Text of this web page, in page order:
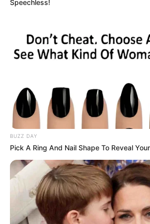
Speechless!
BUZZ DAY
Pick A Ring And Nail Shape To Reveal